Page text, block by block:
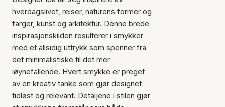
hverdagslivet, reiser, naturens former og
farger, kunst og arkitektur. Denne brede
inspirasjonskilden resulterer i smykker
med et allsidig uttrykk som spenner fra
det minimalistiske til det mer
iøynefallende. Hvert smykke er preget
av en kreativ tanke som gjør designet
tidløst og relevant. Detaljene i stilen gjør